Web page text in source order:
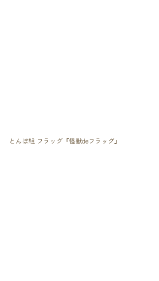
とんぼ組 フラッグ『怪獣deフラッグ』